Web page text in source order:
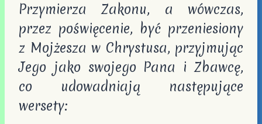
Przymierza Zakonu, a wówczas,
przez poświęcenie, być przeniesiony
z Mojżesza w Chrystusa, przyjmując
Jego jako swojego Pana i Zbawcę,
co udowadniają następujące
wersety: